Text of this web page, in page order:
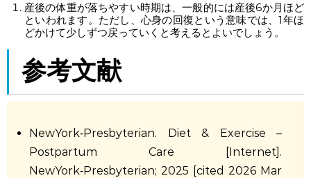
産後の体重が落ちやすい時期は、一般的には産後6か月ほど
といわれます。ただし、心身の回復という意味では、1年ほ
どかけて少しずつ戻っていくと考えるとよいでしょう。
参考文献
NewYork‑Presbyterian. Diet & Exercise –
Postpartum Care [Internet].
NewYork‑Presbyterian; 2025 [cited 2026 Mar